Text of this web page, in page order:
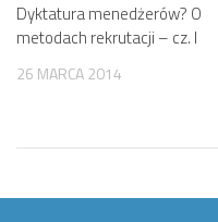
Dyktatura menedżerów? O
metodach rekrutacji – cz. I
26 MARCA 2014